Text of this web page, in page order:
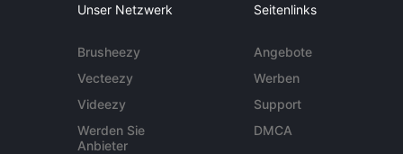
Unser Netzwerk
Brusheezy
Vecteezy
Videezy
Werden Sie
Anbieter
Seitenlinks
Angebote
Werben
Support
DMCA